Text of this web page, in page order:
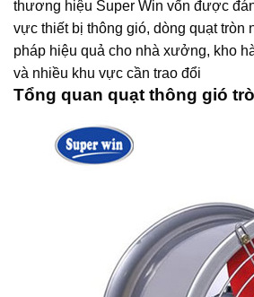
thương hiệu Super Win vốn được
vực thiết bị thông gió, dòng quạt tròn
pháp hiệu quả cho nhà xưởng, kho
và nhiều khu vực cần trao đổi
Tổng quan quạt thông gió